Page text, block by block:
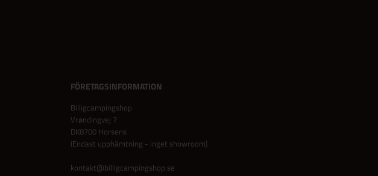
FÖRETAGSINFORMATION
Billigcampingshop
Vrøndingvej 7
DK8700 Horsens
(Endast upphämtning - inget showroom)
kontakt@billigcampingshop.se